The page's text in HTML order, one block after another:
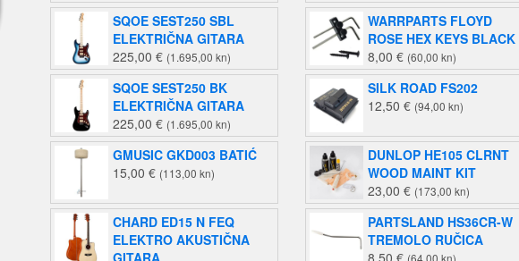
SQOE SEST250 SBL
ELEKTRIČNA GITARA
225,00 € (1.695,00 kn)
SQOE SEST250 BK
ELEKTRIČNA GITARA
225,00 € (1.695,00 kn)
GMUSIC GKD003 BATIĆ
15,00 € (113,00 kn)
CHARD ED15 N FEQ
ELEKTRO AKUSTIČNA
WARRPARTS FLOYD
ROSE HEX KEYS BLACK
8,00 € (60,00 kn)
SILK ROAD FS202
12,50 € (94,00 kn)
DUNLOP HE105 CLRNT
WOOD MAINT KIT
23,00 € (173,00 kn)
PARTSLAND HS36CR-W
TREMOLO RUČICA